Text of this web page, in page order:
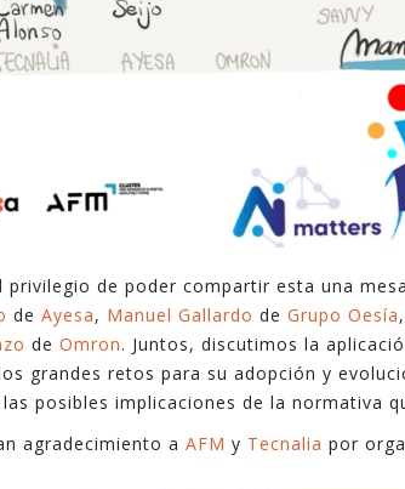
privilegio de poder compartir esta una
de Ayesa, Manuel Gallardo de Grupo Oesía,
de Omron. Juntos, discutimos la
grandes retos para su adopción y
posibles implicaciones de la normativa
agradecimiento a AFM y Tecnalia por